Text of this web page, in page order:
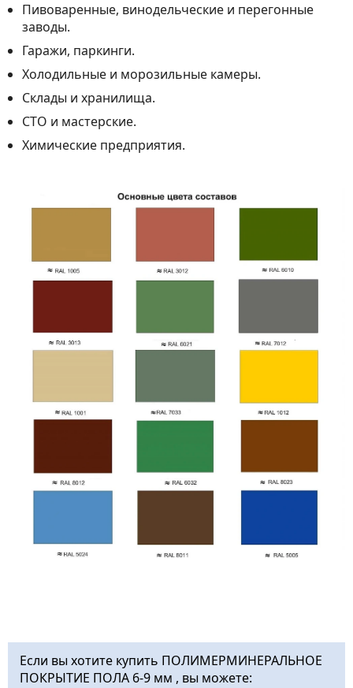
Пивоваренные, винодельческие и перегонные
заводы.
Гаражи, паркинги.
Холодильные и морозильные камеры.
Склады и хранилища.
СТО и мастерские.
Химические предприятия.
Если вы хотите купить ПОЛИМЕРМИНЕРАЛЬНОЕ
ПОКРЫТИЕ ПОЛА 6-9 мм , вы можете: